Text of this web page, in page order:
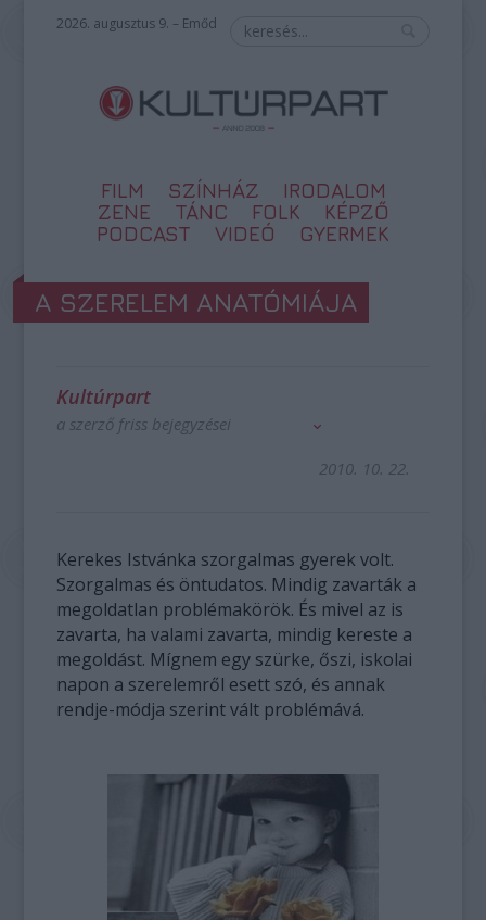
2026. augusztus 9. – Emőd
FILM SZÍNHÁZ
IRODALOM
ZENE
TÁNC FOLK
KÉPZŐ
PODCAST
VIDEÓ GYERMEK
A SZERELEM ANATÓMIÁJA
Kultúrpart
a szerző friss bejegyzései
2010. 10. 22.
Kerekes Istvánka szorgalmas gyerek volt.
Szorgalmas és öntudatos. Mindig zavarták a
megoldatlan problémakörök. És mivel az is
zavarta, ha valami zavarta, mindig kereste a
megoldást. Mígnem egy szürke, őszi, iskolai
napon a szerelemről esett szó, és annak
rendje-módja szerint vált problémává.